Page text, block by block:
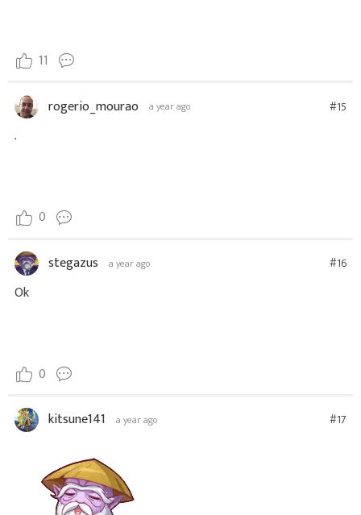
11
rogerio_mourao a year ago #15
.
0
stegazus a year ago #16
Ok
0
kitsune141 a year ago #17